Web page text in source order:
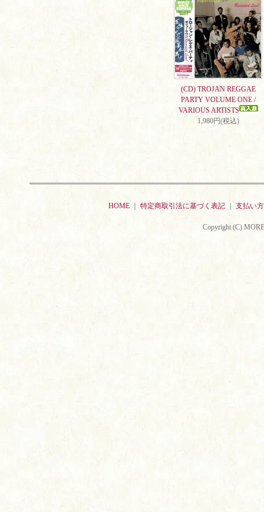
(CD) TROJAN REGGAE
PARTY VOLUME ONE /
VARIOUS ARTISTS
1,980円(税込)
HOME 特定商取引法に基づく表記 支払い
Copyright (C)